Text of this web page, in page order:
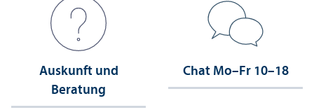
Auskunft und
Beratung
Chat Mo–Fr 10–18